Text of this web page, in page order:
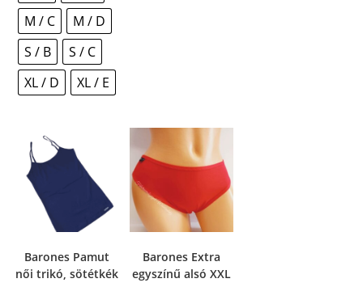
M / C
M / D
S / B
S / C
XL / D
XL / E
Barones Pamut
női trikó, sötétkék
Barones Extra
egyszínű alsó XXL